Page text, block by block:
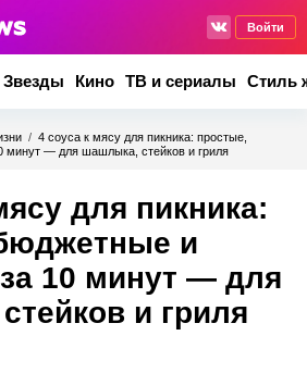
Войти
Звезды Кино ТВ и сериалы Стиль
/ 4 соуса к мясу для пикника: простые,
минут — для шашлыка, стейков и гриля
для пикника:
и
за 10 минут — для
и гриля